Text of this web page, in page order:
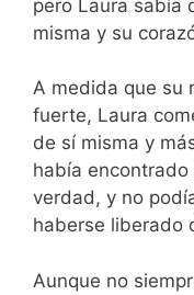
pero Laura sabía
misma y su
A medida que su
fuerte, Laura
de sí misma y
había
verdad, y no
haberse liberado
Aunque no